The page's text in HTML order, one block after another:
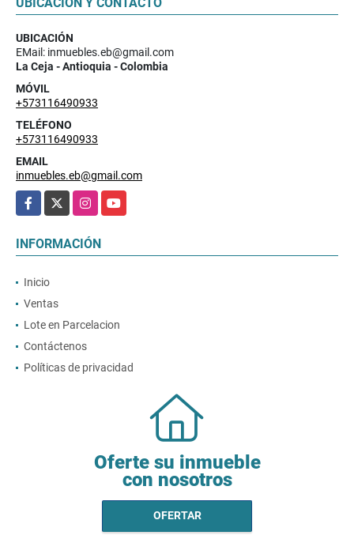
UBICACIÓN
EMail: inmuebles.eb@gmail.com
La Ceja - Antioquia - Colombia
MÓVIL
+573116490933
TELÉFONO
+573116490933
EMAIL
inmuebles.eb@gmail.com
Facebook
InstagramYouTube
INFORMACIÓN
Inicio
Ventas
Lote en Parcelacion
Contáctenos
Políticas de privacidad
Oferte su inmueble
con nosotros
OFERTAR